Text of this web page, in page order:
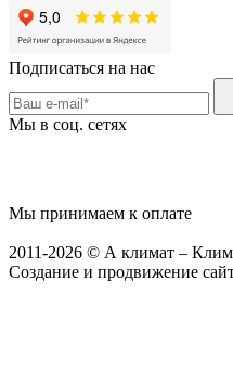
Подписаться на нас
Мы в соц. сетях
Мы принимаем к оплате
2011-2026 © А климат –
Создание и продвижение